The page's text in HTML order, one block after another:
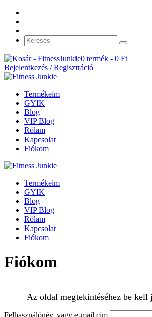
0 termék - 0 Ft
Bejelentkezés / Regisztráció
Termékeim
GYIK
Blog
VIP Blog
Rólam
Kapcsolat
Fiókom
Termékeim
GYIK
Blog
VIP Blog
Rólam
Kapcsolat
Fiókom
Fiókom
Az oldal megtekintéséhez be kell
Felhasználónév, vagy e-mail cím